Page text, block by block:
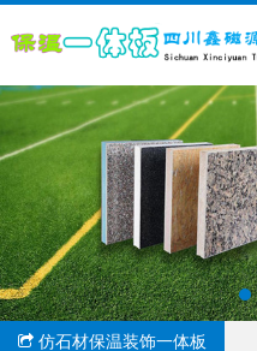
仿石材保温装饰一体板